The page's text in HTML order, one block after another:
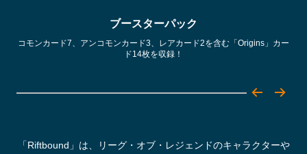
ブースターパック
コモンカード7、アンコモンカード3、レアカード2を含む「Origins」カー
ド14枚を収録！
「Riftbound」は、リーグ・オブ・レジェンドのキャラクターや